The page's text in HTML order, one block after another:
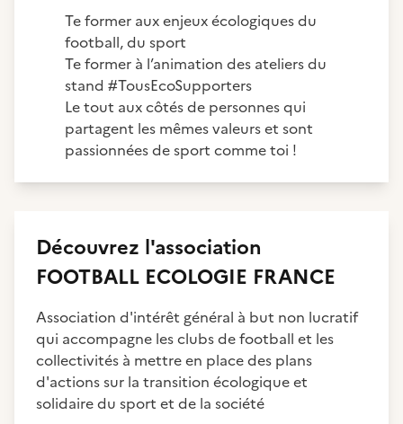
Te former aux enjeux écologiques du
football, du sport
Te former à l’animation des ateliers du
stand #TousEcoSupporters
Le tout aux côtés de personnes qui
partagent les mêmes valeurs et sont
passionnées de sport comme toi !
Découvrez l'association
FOOTBALL ECOLOGIE FRANCE
Association d'intérêt général à but non lucratif
qui accompagne les clubs de football et les
collectivités à mettre en place des plans
d'actions sur la transition écologique et
solidaire du sport et de la société